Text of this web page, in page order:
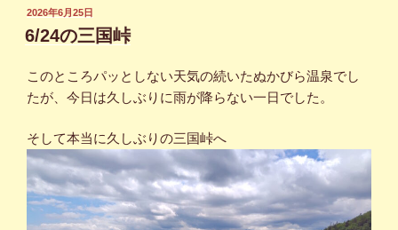
投
稿
日:
2026年6月25日
6/24の三国峠
このところパッとしない天気の続いたぬかびら温泉でし
たが、今日は久しぶりに雨が降らない一日でした。
そして本当に久しぶりの三国峠へ